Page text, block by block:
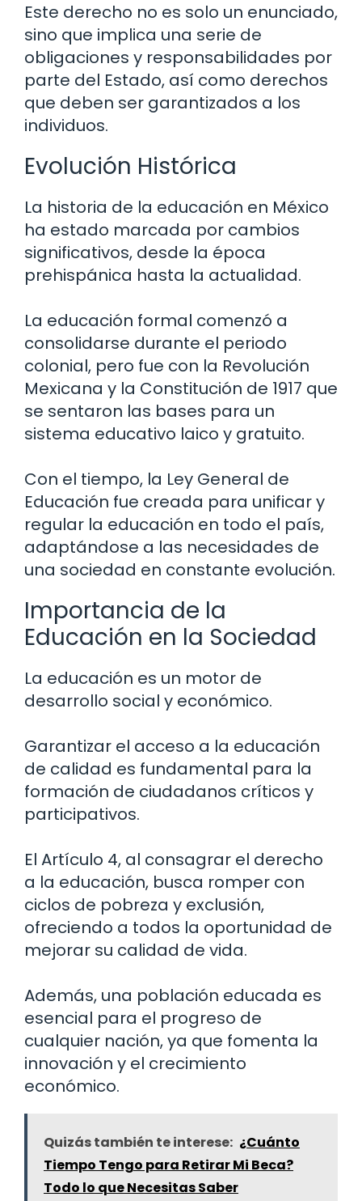
Este derecho no es solo un enunciado,
sino que implica una serie de
obligaciones y responsabilidades por
parte del Estado, así como derechos
que deben ser garantizados a los
individuos.
Evolución Histórica
La historia de la educación en México
ha estado marcada por cambios
significativos, desde la época
prehispánica hasta la actualidad.
La educación formal comenzó a
consolidarse durante el periodo
colonial, pero fue con la Revolución
Mexicana y la Constitución de 1917 que
se sentaron las bases para un
sistema educativo laico y gratuito.
Con el tiempo, la Ley General de
Educación fue creada para unificar y
regular la educación en todo el país,
adaptándose a las necesidades de
una sociedad en constante evolución.
Importancia de la
Educación en la Sociedad
La educación es un motor de
desarrollo social y económico.
Garantizar el acceso a la educación
de calidad es fundamental para la
formación de ciudadanos críticos y
participativos.
El Artículo 4, al consagrar el derecho
a la educación, busca romper con
ciclos de pobreza y exclusión,
ofreciendo a todos la oportunidad de
mejorar su calidad de vida.
Además, una población educada es
esencial para el progreso de
cualquier nación, ya que fomenta la
innovación y el crecimiento
económico.
Quizás también te interese: ¿Cuánto
Tiempo Tengo para Retirar Mi Beca?
Todo lo que Necesitas Saber